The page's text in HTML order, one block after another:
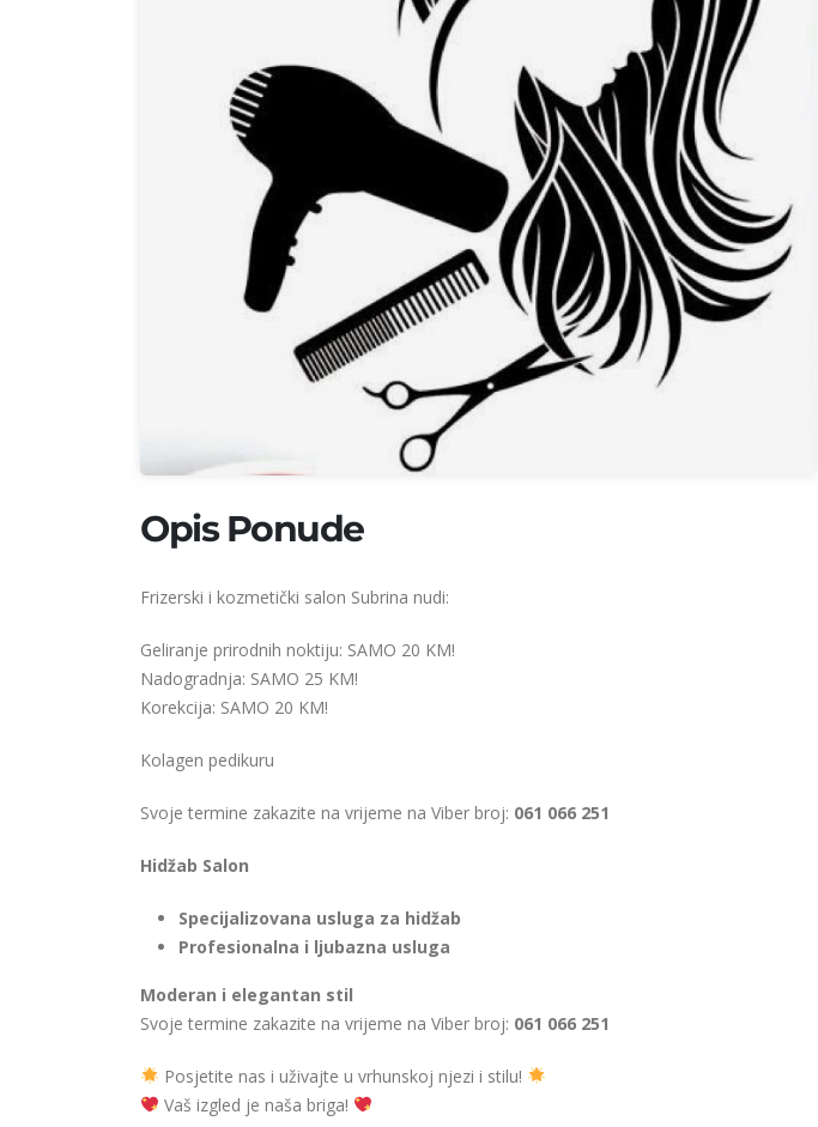
Opis Ponude
Frizerski i kozmetički salon Subrina nudi:
Geliranje prirodnih noktiju: SAMO 20 KM!
Nadogradnja: SAMO 25 KM!
Korekcija: SAMO 20 KM!
Kolagen pedikuru
Svoje termine zakazite na vrijeme na Viber broj: 061 066 251
Hidžab Salon
Specijalizovana usluga za hidžab
Profesionalna i ljubazna usluga
Moderan i elegantan stil
Svoje termine zakazite na vrijeme na Viber broj: 061 066 251
Posjetite nas i uživajte u vrhunskoj njezi i stilu!
Vaš izgled je naša briga!